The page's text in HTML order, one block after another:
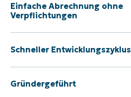
Einfache Abrechnung ohne
Verpflichtungen
Schneller Entwicklungszyklus
Gründergeführt